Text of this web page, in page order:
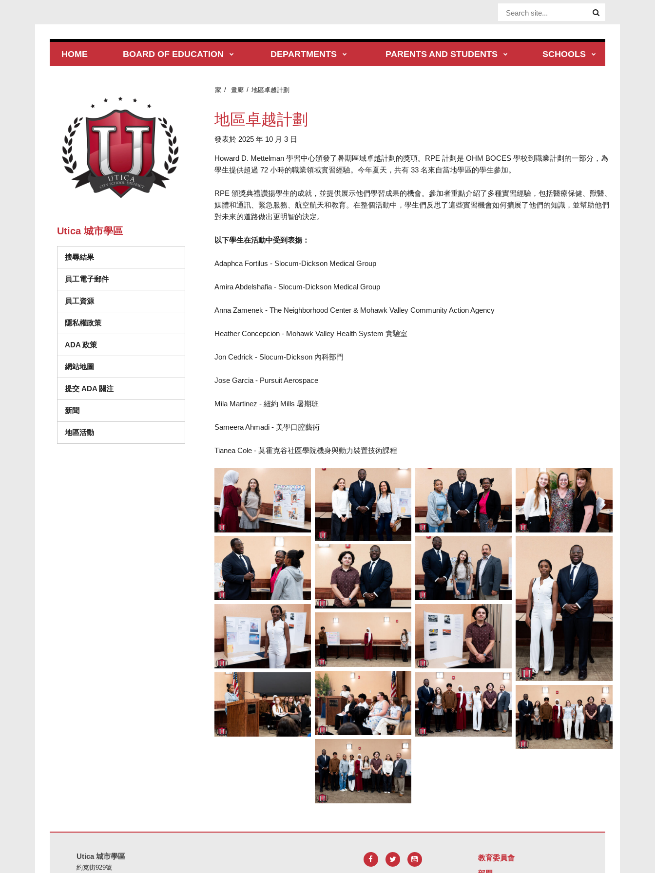
Website Site
HOME BOARD OF EDUCATION DEPARTMENTS PARENTS AND STUDENTS SCHOOLS
家 畫廊 地區卓越計劃
地區卓越計劃
發表於 2025 年 10 月 3 日
Howard D. Mettelman 學習中心頒發了暑期區域卓越計劃的獎項。RPE 計劃是 OHM BOCES 學校到職業計劃的一部分，為
學生提供超過 72 小時的職業領域實習經驗。今年夏天，共有 33 名來自當地學區的學生參加。
RPE 頒獎典禮讚揚學生的成就，並提供展示他們學習成果的機會。參加者重點介紹了多種實習經驗，包括醫療保健、獸醫、
媒體和通訊、緊急服務、航空航天和教育。在整個活動中，學生們反思了這些實習機會如何擴展了他們的知識，並幫助他們
對未來的道路做出更明智的決定。
以下學生在活動中受到表揚：
Adaphca Fortilus - Slocum-Dickson Medical Group
Amira Abdelshafia - Slocum-Dickson Medical Group
Anna Zamenek - The Neighborhood Center & Mohawk Valley Community Action Agency
Heather Concepcion - Mohawk Valley Health System 實驗室
Jon Cedrick - Slocum-Dickson 內科部門
Jose Garcia - Pursuit Aerospace
Mila Martinez - 紐約 Mills 暑期班
Sameera Ahmadi - 美學口腔藝術
Tianea Cole - 莫霍克谷社區學院機身與動力裝置技術課程
Utica 城市學區
搜尋結果
員工電子郵件
員工資源
隱私權政策
ADA 政策
網站地圖
提交 ADA 關注
新聞
地區活動
Utica 城市學區
約克街929號
教育委員會